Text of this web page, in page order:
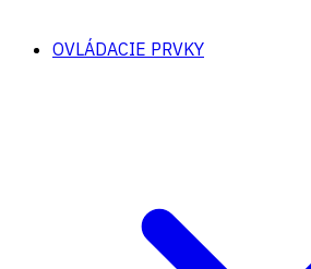
OVLÁDACIE PRVKY